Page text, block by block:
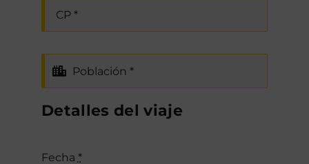
Detalles del viaje
Fecha *